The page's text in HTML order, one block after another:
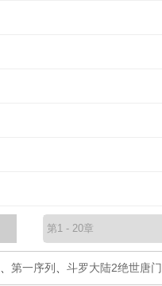
第一序列 斗罗大陆2绝世唐门